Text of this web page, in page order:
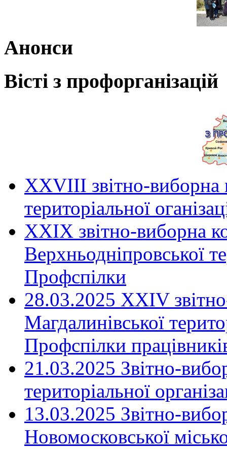
Анонси
Вісті з профорганізацій
ХХVIII звітно-виборна
територіальної
XXIX звітно-виборна
Верхньодніпровської
Профспілки
28.03.2025 ХХІV
Магдалинівської
Профспілки
21.03.2025 Звітно-
територіальної
13.03.2025 Звітно-
Новомосковської